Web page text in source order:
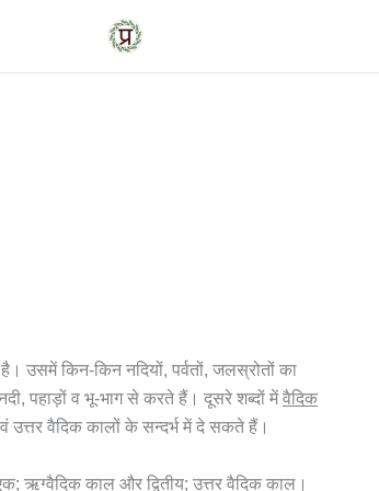
है। उसमें किन-किन नदियों, पर्वतों, जलस्रोतों का
पहाड़ों व भू-भाग से करते हैं। दूसरे शब्दों मेंवैदिक
उत्तर वैदिक कालों के सन्दर्भ में दे सकते हैं।
ऋग्वैदिक काल और द्वितीय; उत्तर वैदिक काल।